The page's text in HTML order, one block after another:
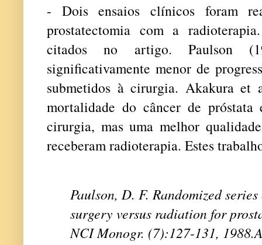
- Dois ensaios clínicos foram
prostatectomia com a
citados no artigo. Paulson
significativamente menor de
submetidos à cirurgia. Akakura et
mortalidade do câncer de próstata
cirurgia, mas uma melhor
receberam radioterapia. Estes
Paulson, D. F. Randomized
surgery versus radiation for
NCI Monogr. (7):127-131, 1988.